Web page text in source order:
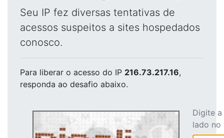
Seu IP fez diversas tentativas de
acessos suspeitos a sites hospedados
conosco.
Para liberar o acesso do IP 216.73.217.16,
responda ao desafio abaixo.
Digite
lado no